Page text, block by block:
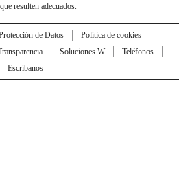
resulten adecuados.
de Datos
Política de cookies
Soluciones W
Teléfonos
Escríbanos